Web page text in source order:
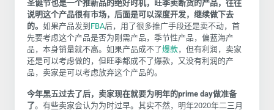
圣诞节也是一个推新品的绝好时机，旺季卖断货的产品，往往
说明这个产品很有市场，后面是可以深度开发，继续做下去
的。 如果产品发到 FBA后，用了很多推广手段还是卖不动，首
先要考虑这个产品是否为刚需产品，季节性产品，偏蓝海产
品，本身销量就不高。如果产品成不了爆款，但有利润，卖家
还是可以考虑做的，但旺季都成不了爆款，又没有利润的产
品，卖家是可以考虑放弃这个产品的。
今年黑五过去了后，卖家现在就要为明年的prime day做准备
了。有些卖家会认为为时过早。其实不然，明年2020年二三月